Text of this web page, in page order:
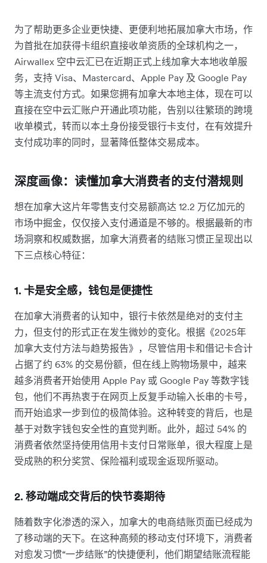
为了帮助更多企业更快捷、更便利地拓展加拿大市场，作
为首批在加获得卡组织直接收单资质的全球机构之一，
Airwallex 空中云汇已在近期正式上线加拿大本地收单服
务，支持 Visa、Mastercard、Apple Pay 及 Google Pay
等主流支付方式。如果您拥有加拿大本地主体，现在可以
直接在空中云汇账户开通此项功能，告别以往繁琐的跨境
收单模式，转而以本土身份接受银行卡支付，在有效提升
支付成功率的同时，显著降低整体交易成本。
深度画像：读懂加拿大消费者的支付潜规则
想在加拿大这片年零售支付交易额高达 12.2 万亿加元的
市场中掘金，仅仅接入支付通道是不够的。根据最新的市
场洞察和权威数据，加拿大消费者的结账习惯正呈现出以
下三点核心特征：
1. 卡是安全感，钱包是便捷性
在加拿大消费者的认知中，银行卡依然是绝对的支付主
力，但支付的形式正在发生微妙的变化。根据《2025年
加拿大支付方法与趋势报告》，尽管信用卡和借记卡合计
占据了约 63% 的交易份额，但在线上购物场景中，越来
越多消费者开始使用 Apple Pay 或 Google Pay 等数字钱
包，他们不再热衷于在网页上反复手动输入长串的卡号，
而开始追求一步到位的极简体验。这种转变的背后，也是
基于对数字钱包安全性的直觉判断。此外，超过 54% 的
消费者依然坚持使用信用卡支付日常账单，很大程度上是
受成熟的积分奖赏、保险福利或现金返现所驱动。
2. 移动端成交背后的快节奏期待
随着数字化渗透的深入，加拿大的电商结账页面已经成为
了移动端的天下。在这种高频的移动支付环境下，消费者
对愈发习惯“一步结账”的快捷便利，他们期望结账流程能